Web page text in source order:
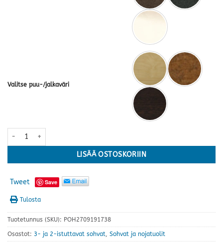
Valitse puu-/jalkaväri
Sheraton 2-ist. sohva · useita värejä määrä
LISÄÄ OSTOSKORIIN
Tweet Save
Tulosta
Tuotetunnus (SKU): POH2709191738
Osastot: 3- ja 2-istuttavat sohvat Sohvat ja nojatuolit